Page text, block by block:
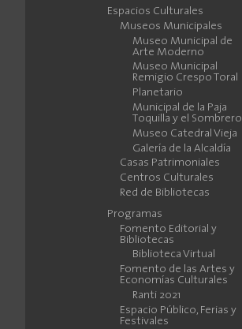
Espacios Culturales
Museos Municipales
Museo Municipal de
Arte Moderno
Museo Municipal
Remigio Crespo Toral
Planetario
Municipal de la Paja
Toquilla y el Sombrero
Museo Catedral Vieja
Galería de la Alcaldía
Casas Patrimoniales
Centros Culturales
Red de Bibliotecas
Programas
Fomento Editorial y
Bibliotecas
Biblioteca Virtual
Fomento de las Artes y
Economías Culturales
Ranti 2021
Espacio Público, Ferias y
Festivales